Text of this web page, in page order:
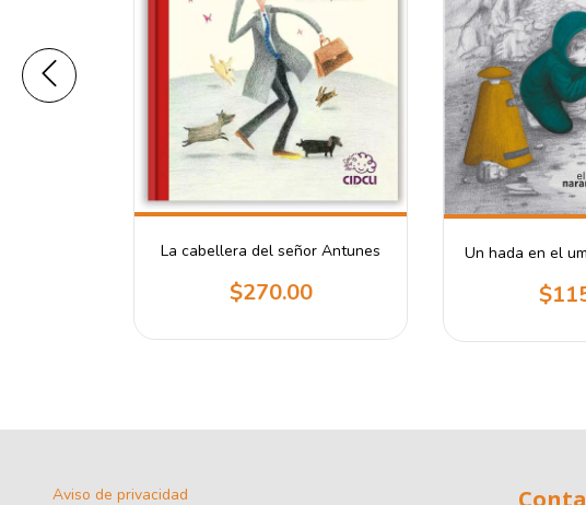
La cabellera del señor Antunes
$270.00
Un hada en el
Aviso de privacidad